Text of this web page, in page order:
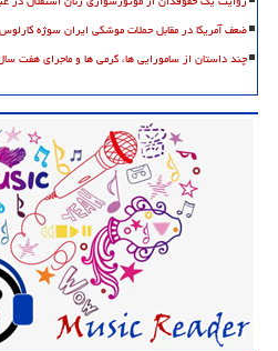
ضعف آمریکا در مقابل حملات موشکی ایران سوژه
چند داستان از سامورایی ها، گرمی ها و ماجرای هفت